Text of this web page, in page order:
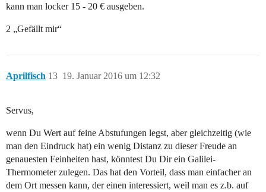
kann man locker 15 - 20 € ausgeben.
2 „Gefällt mir“
Aprilfisch 19. Januar 2016 um 12:32
13
Servus,
wenn Du Wert auf feine Abstufungen legst, aber gleichzeitig (wie
man den Eindruck hat) ein wenig Distanz zu dieser Freude an
genauesten Feinheiten hast, könntest Du Dir ein Galilei-
Thermometer zulegen. Das hat den Vorteil, dass man einfacher an
dem Ort messen kann, der einen interessiert, weil man es z.b. auf